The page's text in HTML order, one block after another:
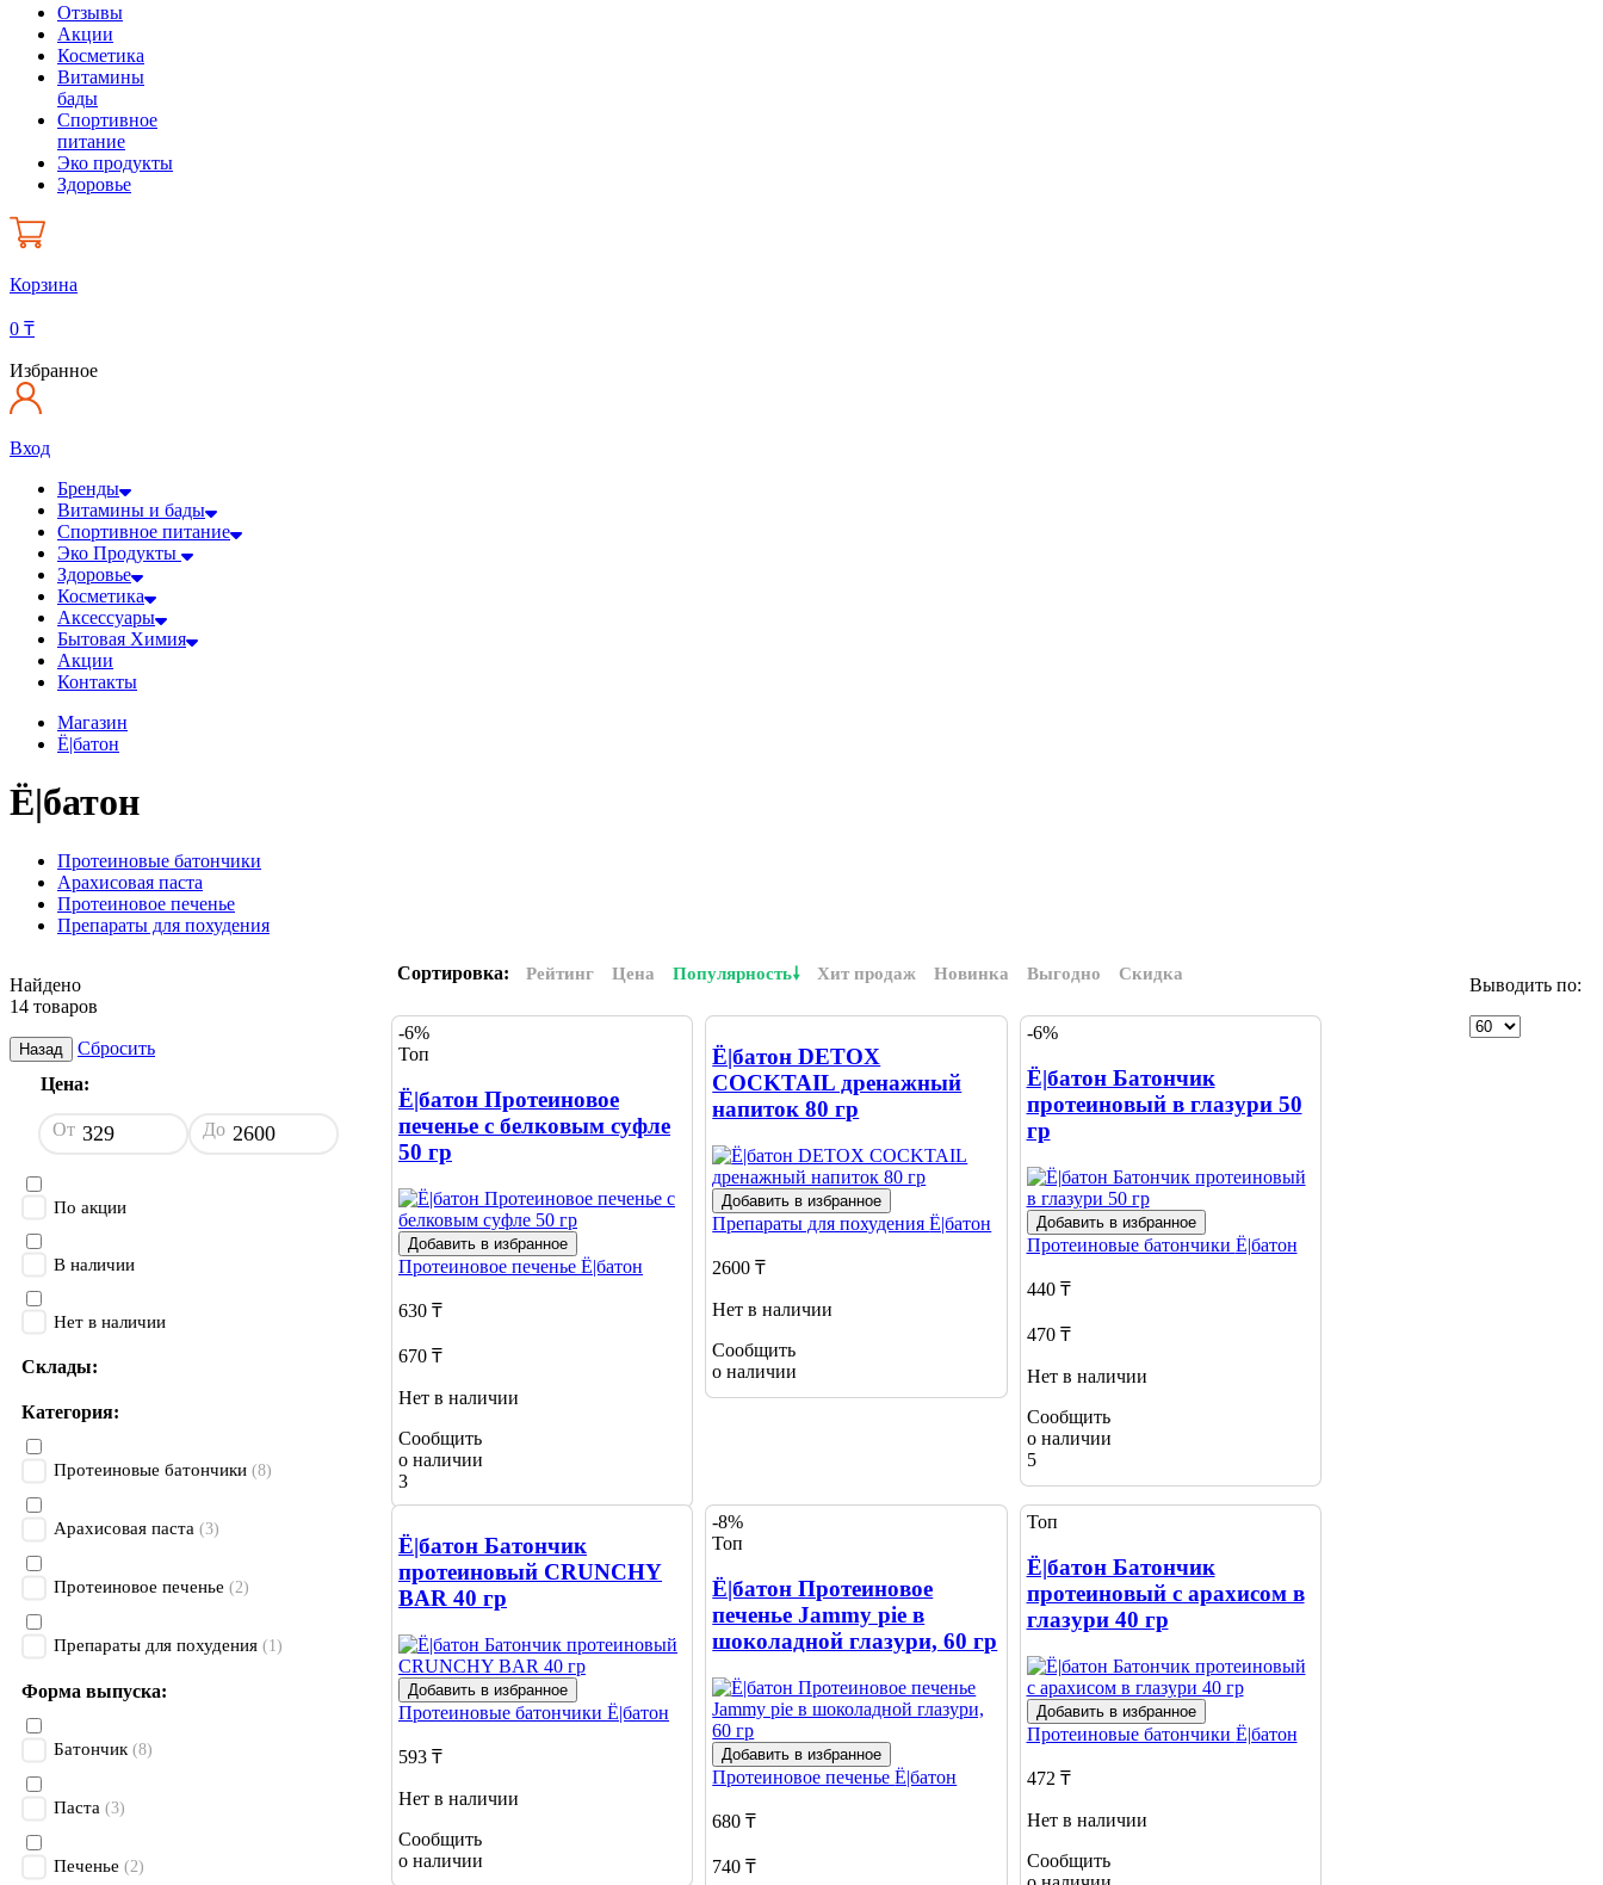
Отзывы
Акции
Косметика
Витамины
бады
Спортивное
питание
Эко продукты
Здоровье
Корзина
0 ₸
Избранное
Вход
Бренды
Витамины и бады
Спортивное питание
Эко Продукты
Здоровье
Косметика
Аксессуары
Бытовая Химия
Акции
Контакты
Магазин
Ё|батон
Ё|батон
Протеиновые батончики
Арахисовая паста
Протеиновое печенье
Препараты для похудения
Сортировка: Рейтинг Цена Популярность Хит продаж Новинка Выгодно Скидка
Выводить по:
Найдено
14 товаров
Назад
Сбросить
Цена:
От До
По акции
В наличии
Нет в наличии
Склады:
Категория:
Протеиновые батончики (8)
Арахисовая паста (3)
Протеиновое печенье (2)
Препараты для похудения (1)
Форма выпуска:
Батончик(8)
Паста (3)
Печенье (2)
-6%
Топ
Ё|батон Протеиновое
печенье с белковым суфле
50 гр
Добавить в избранное
Протеиновое печенье Ё|батон
630 ₸
670 ₸
Нет в наличии
Сообщить
о наличии
3
Ё|батон DETOX
COCKTAIL дренажный
напиток 80 гр
Добавить в избранное
Препараты для похуденияЁ|батон
2600 ₸
Нет в наличии
Сообщить
о наличии
-6%
Ё|батон Батончик
протеиновый в глазури 50
гр
Добавить в избранное
Протеиновые батончики Ё|батон
440 ₸
470 ₸
Нет в наличии
Сообщить
о наличии
5
Ё|батон Батончик
протеиновый CRUNCHY
BAR 40 гр
Добавить в избранное
Протеиновые батончики Ё|батон
593 ₸
Нет в наличии
Сообщить
о наличии
-8%
Топ
Ё|батон Протеиновое
печенье Jammy pie в
шоколадной глазури, 60 гр
Добавить в избранное
Протеиновое печеньеЁ|батон
680 ₸
740 ₸
Топ
Ё|батон Батончик
протеиновый с арахисом в
глазури 40 гр
Добавить в избранное
Протеиновые батончики Ё|батон
472 ₸
Нет в наличии
Сообщить